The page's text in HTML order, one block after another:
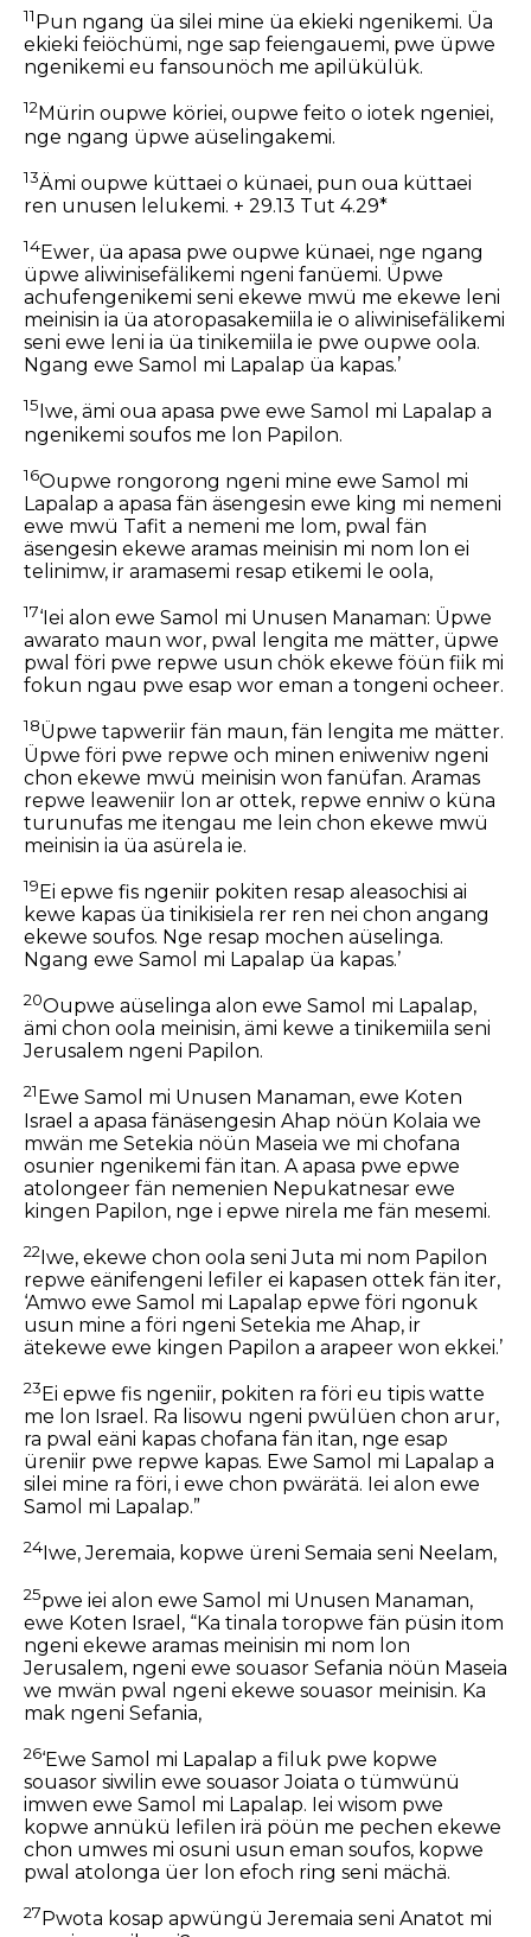
11 Pun ngang üa silei mine üa ekieki ngenikemi. Üa
ekieki feiöchümi, nge sap feiengauemi, pwe üpwe
ngenikemi eu fansounöch me apilükülük.
12Mürin oupwe köriei, oupwe feito o iotek ngeniei,
nge ngang üpwe aüselingakemi.
13Ämi oupwe küttaei o künaei, pun oua küttaei
ren unusen lelukemi. + 29.13 Tut 4.29*
14Ewer, üa apasa pwe oupwe künaei, nge ngang
üpwe aliwinisefälikemi ngeni fanüemi. Üpwe
achufengenikemi seni ekewe mwü me ekewe leni
meinisin ia üa atoropasakemiila ie o aliwinisefälikemi
seni ewe leni ia üa tinikemiila ie pwe oupwe oola.
Ngang ewe Samol mi Lapalap üa kapas.’
15 Iwe, ämi oua apasa pwe ewe Samol mi Lapalap a
ngenikemi soufos me lon Papilon.
16Oupwe rongorong ngeni mine ewe Samol mi
Lapalap a apasa fän äsengesin ewe king mi nemeni
ewe mwü Tafit a nemeni me lom, pwal fän
äsengesin ekewe aramas meinisin mi nom lon ei
telinimw, ir aramasemi resap etikemi le oola,
17‘Iei alon ewe Samol mi Unusen Manaman: Üpwe
awarato maun wor, pwal lengita me mätter, üpwe
pwal föri pwe repwe usun chök ekewe föün fiik mi
fokun ngau pwe esap wor eman a tongeni ocheer.
18Üpwe tapweriir fän maun, fän lengita me mätter.
Üpwe föri pwe repwe och minen eniweniw ngeni
chon ekewe mwü meinisin won fanüfan. Aramas
repwe leaweniir lon ar ottek, repwe enniw o küna
turunufas me itengau me lein chon ekewe mwü
meinisin ia üa asürela ie.
19Ei epwe fis ngeniir pokiten resap aleasochisi ai
kewe kapas üa tinikisiela rer ren nei chon angang
ekewe soufos. Nge resap mochen aüselinga.
Ngang ewe Samol mi Lapalap üa kapas.’
20Oupwe aüselinga alon ewe Samol mi Lapalap,
ämi chon oola meinisin, ämi kewe a tinikemiila seni
Jerusalem ngeni Papilon.
21 Ewe Samol mi Unusen Manaman, ewe Koten
Israel a apasa fänäsengesin Ahap nöün Kolaia we
mwän me Setekia nöün Maseia we mi chofana
osunier ngenikemi fän itan. A apasa pwe epwe
atolongeer fän nemenien Nepukatnesar ewe
kingen Papilon, nge i epwe nirela me fän mesemi.
22Iwe, ekewe chon oola seni Juta mi nom Papilon
repwe eänifengeni lefiler ei kapasen ottek fän iter,
‘Amwo ewe Samol mi Lapalap epwe föri ngonuk
usun mine a föri ngeni Setekia me Ahap, ir
ätekewe ewe kingen Papilon a arapeer won ekkei.’
23 Ei epwe fis ngeniir, pokiten ra föri eu tipis watte
me lon Israel. Ra lisowu ngeni pwülüen chon arur,
ra pwal eäni kapas chofana fän itan, nge esap
üreniir pwe repwe kapas. Ewe Samol mi Lapalap a
silei mine ra föri, i ewe chon pwärätä. Iei alon ewe
Samol mi Lapalap.”
24 Iwe, Jeremaia, kopwe üreni Semaia seni Neelam,
25pwe iei alon ewe Samol mi Unusen Manaman,
ewe Koten Israel, “Ka tinala toropwe fän püsin itom
ngeni ekewe aramas meinisin mi nom lon
Jerusalem, ngeni ewe souasor Sefania nöün Maseia
we mwän pwal ngeni ekewe souasor meinisin. Ka
mak ngeni Sefania,
26‘Ewe Samol mi Lapalap a filuk pwe kopwe
souasor siwilin ewe souasor Joiata o tümwünü
imwen ewe Samol mi Lapalap. Iei wisom pwe
kopwe annükü lefilen irä pöün me pechen ekewe
chon umwes mi osuni usun eman soufos, kopwe
pwal atolonga üer lon efoch ring seni mächä.
27 Pwota kosap apwüngü Jeremaia seni Anatot mi